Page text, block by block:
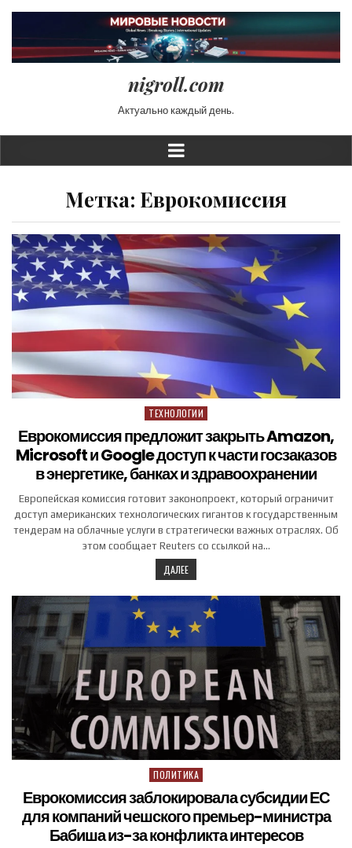
nigroll.com
Актуально каждый день.
Метка: Еврокомиссия
Posted in
ТЕХНОЛОГИИ
Еврокомиссия предложит закрыть Amazon,
Microsoft и Google доступ к части госзаказов
в энергетике, банках и здравоохранении
Европейская комиссия готовит законопроект, который ограничит
доступ американских технологических гигантов к государственным
тендерам на облачные услуги в стратегически важных отраслях. Об
этом сообщает Reuters со ссылкой на…
ДАЛЕЕ
Posted in
ПОЛИТИКА
Еврокомиссия заблокировала субсидии ЕС
для компаний чешского премьер-министра
Бабиша из-за конфликта интересов